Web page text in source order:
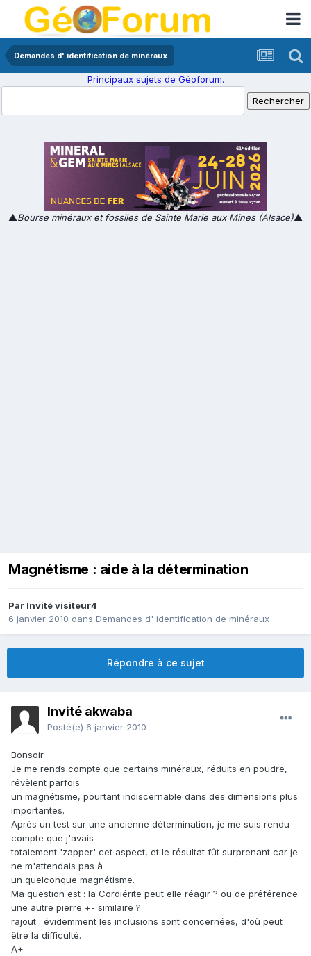
Demandes d' identification de minéraux
Principaux sujets de Géoforum.
▲Bourse minéraux et fossiles de Sainte Marie aux Mines (Alsace)▲
Magnétisme : aide à la détermination
Par Invité visiteur4
6 janvier 2010 dans Demandes d' identification de minéraux
Répondre à ce sujet
Invité akwaba
Posté(e) 6 janvier 2010
Bonsoir
Je me rends compte que certains minéraux, réduits en poudre,
révèlent parfois
un magnétisme, pourtant indiscernable dans des dimensions plus
importantes.
Aprés un test sur une ancienne détermination, je me suis rendu
compte que j'avais
totalement 'zapper' cet aspect, et le résultat fût surprenant car je
ne m'attendais pas à
un quelconque magnétisme.
Ma question est : la Cordiérite peut elle réagir ? ou de préférence
une autre pierre +- similaire ?
rajout : évidemment les inclusions sont concernées, d'où peut
être la difficulté.
A+